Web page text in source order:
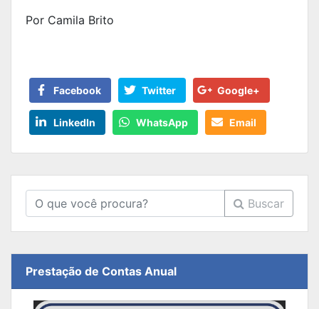
Por Camila Brito
Facebook Twitter Google+
LinkedIn WhatsApp Email
Buscar
Prestação de Contas Anual